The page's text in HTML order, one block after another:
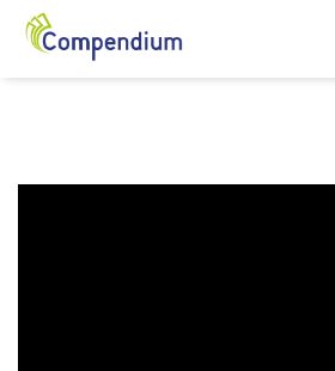
Salta al contenuto principale